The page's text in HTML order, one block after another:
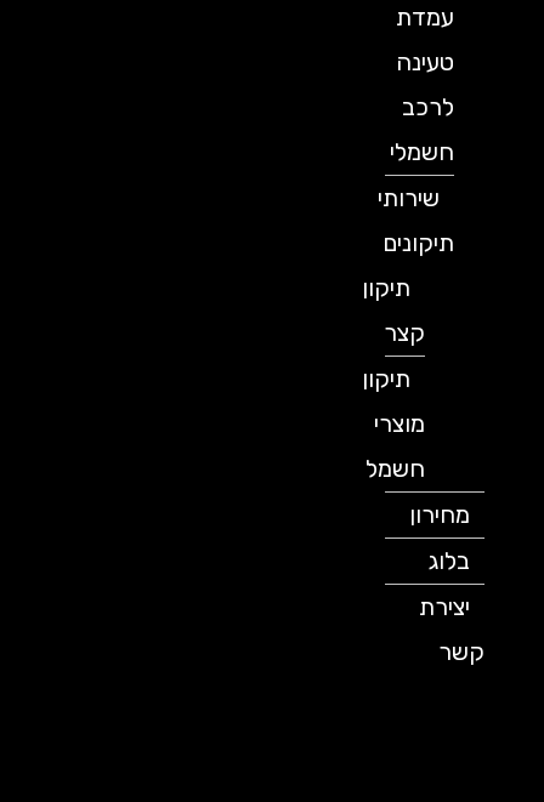
עמדת
טעינה
לרכב
חשמלי
שירותי
תיקונים
תיקון
תיקון
מוצרי
חשמל
מחירון
יצירת
קשר